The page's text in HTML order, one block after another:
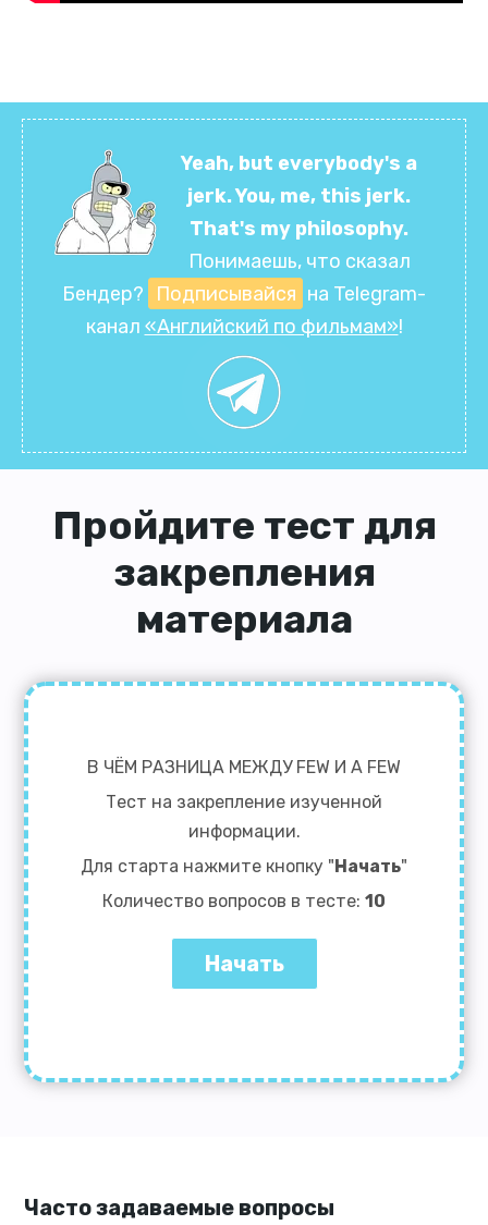
Yeah, but everybody's a
jerk. You, me, this jerk.
That's my philosophy.
Понимаешь, что сказал
Бендер?
Подписывайся на Telegram-
канал «Английский по фильмам»!
Пройдите тест для
закрепления
материала
В ЧЁМ РАЗНИЦА МЕЖДУ FEW И A FEW
Тест на закрепление изученной
информации.
Для старта нажмите кнопку "Начать"
Количество вопросов в тесте: 10
Часто задаваемые вопросы